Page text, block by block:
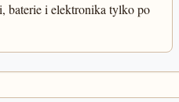
baterie i elektronika tylko po